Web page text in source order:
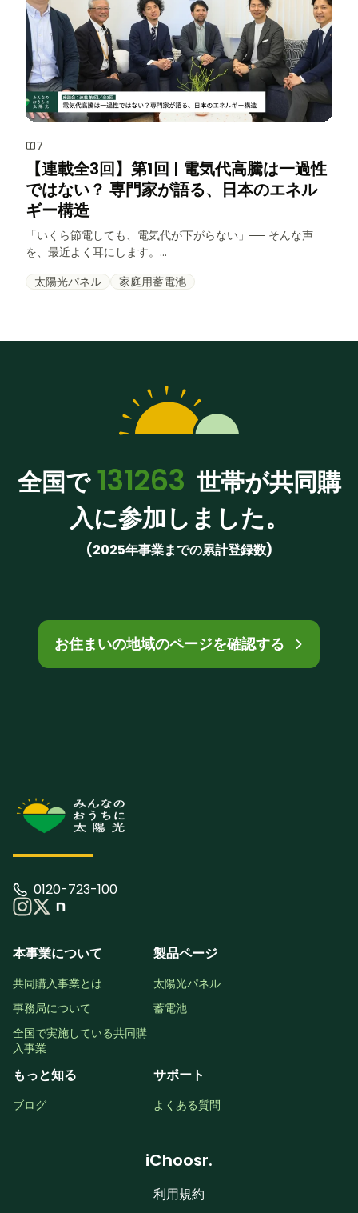
7
【連載全3回】第1回 | 電気代高騰は一過性
ではない？ 専門家が語る、日本のエネル
ギー構造
「いくら節電しても、電気代が下がらない」── そんな声
を、最近よく耳にします。...
太陽光パネル
家庭用蓄電池
全国で 131263 世帯が共同購
入に参加しました。
(2025年事業までの累計登録数)
お住まいの地域のページを確認する
0120-723-100
本事業について
共同購入事業とは
事務局について
全国で実施している共同購
入事業
製品ページ
太陽光パネル
蓄電池
もっと知る
ブログ
サポート
よくある質問
iChoosr.
利用規約